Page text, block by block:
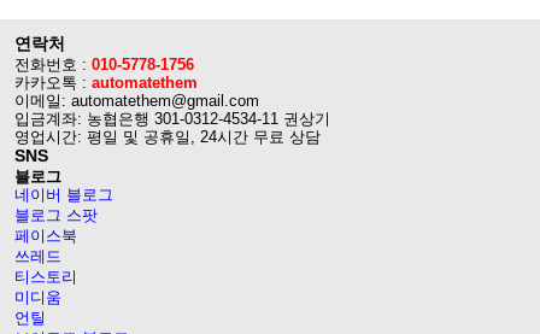
연락처
전화번호 : 010-5778-1756
카카오톡 : automatethem
이메일: automatethem@gmail.com
입금계좌: 농협은행 301-0312-4534-11 권상기
영업시간: 평일 및 공휴일, 24시간 무료 상담
SNS
블로그
네이버 블로그
블로그 스팟
페이스북
쓰레드
티스토리
미디움
언틸